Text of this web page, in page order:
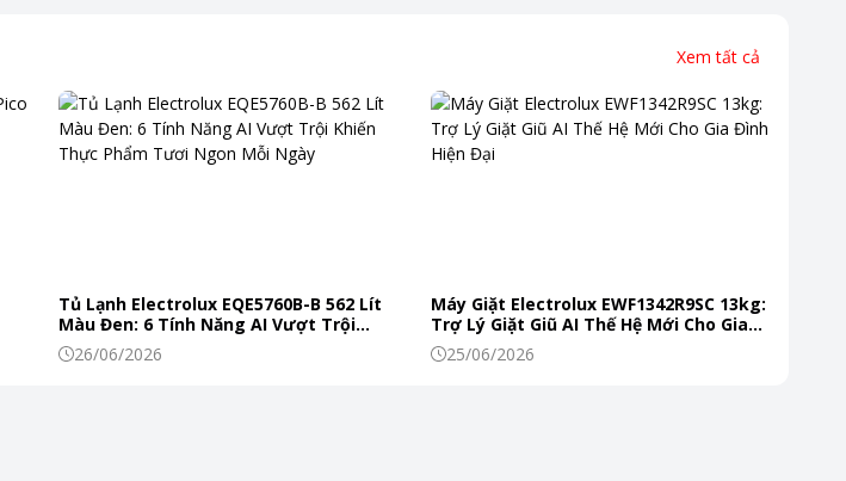
Xem tất cả
Tủ Lạnh Electrolux EQE5760B-B 562 Lít
Màu Đen: 6 Tính Năng AI Vượt Trội
Khiến Thực Phẩm Tươi Ngon Mỗi Ngày
26/06/2026
Máy Giặt Electrolux EWF1342R9SC 13kg:
Trợ Lý Giặt Giũ AI Thế Hệ Mới Cho Gia
Đình Hiện Đại
25/06/2026